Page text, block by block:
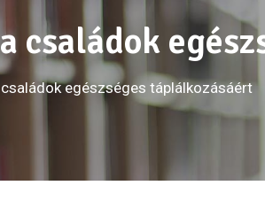
családok
családok egészséges táplálkozásáért